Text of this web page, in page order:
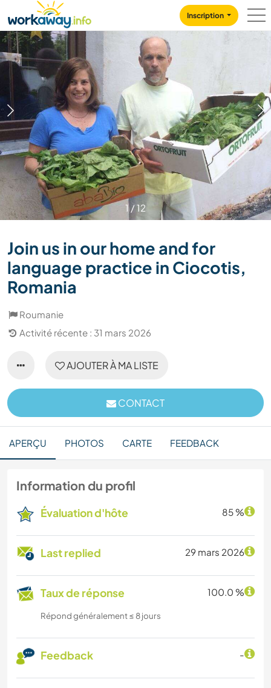
CONTENT
MAIN NAVIGATION
Inscription
1/12
Join us in our home and for
language practice in Ciocotis,
Romania
Roumanie
Activité récente : 31 mars 2026
AJOUTER À MA LISTE
CONTACT
APERÇU PHOTOS CARTE FEEDBACK
Information du profil
Évaluation d'hôte 85 %
Last replied 29 mars 2026
Taux de réponse 100.0 %
Répond généralement ≤ 8 jours
Feedback -